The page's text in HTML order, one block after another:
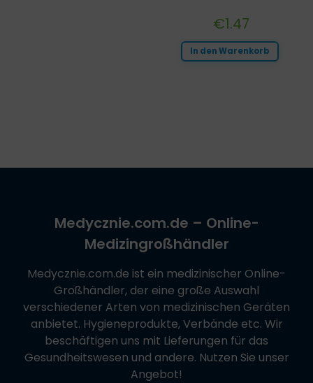
€1.47
In den Warenkorb
Medycznie.com.de – Online-
Medizingroßhändler
Medycznie.com.de ist ein medizinischer Online-
Großhändler, der eine große Auswahl
verschiedener Arten von medizinischen Geräten
anbietet. Hygieneprodukte, Verbände etc. Wir
beschäftigen uns mit Lieferungen für das
Gesundheitswesen und andere. Nutzen Sie unser
Angebot!